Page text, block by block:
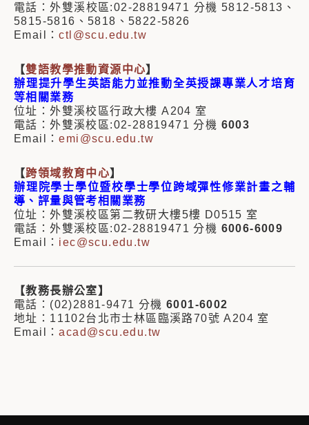
電話：外雙溪校區:02-28819471 分機 5812-5813、
5815-5816、5818、5822-5826
Email：ctl@scu.edu.tw
【雙語教學推動資源中心】
辦理提升學生英語能力並推動全英授課專業人才培育
等相關業務
位址：外雙溪校區行政大樓 A204 室
電話：外雙溪校區:02-28819471 分機 6003
Email：emi@scu.edu.tw
【跨領域教育中心】
辦理院學士學位暨校學士學位跨域彈性修業計畫之輔
導、評量與管考相關業務
位址：外雙溪校區第二教研大樓5樓 D0515 室
電話：外雙溪校區:02-28819471 分機 6006-6009
Email： iec@scu.edu.tw
【教務長辦公室】
電話：(02)2881-9471 分機 6001-6002
地址：11102台北市士林區臨溪路70號 A204 室
Email：acad@scu.edu.tw